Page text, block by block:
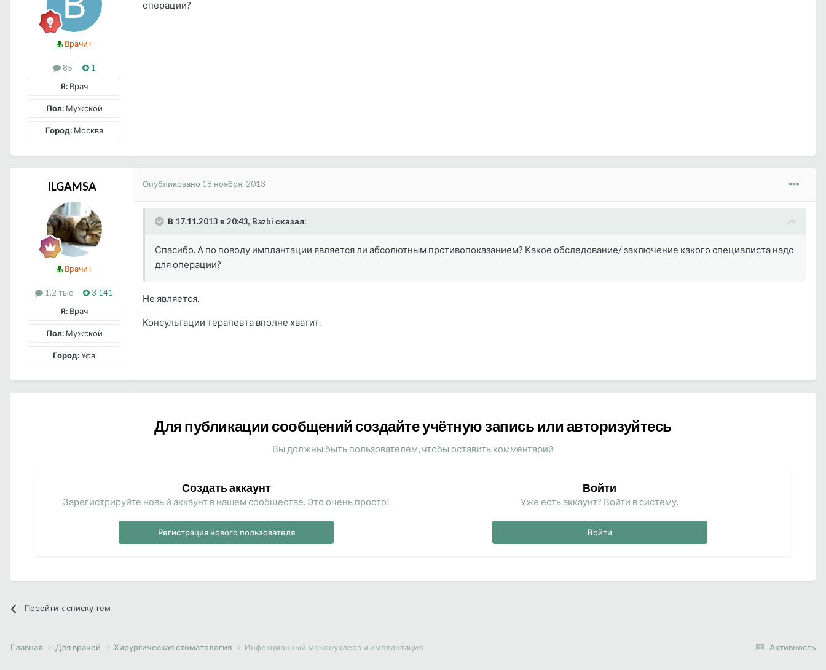
Врачи+
85
1
Я: Врач
Пол:Мужской
Город:Москва
операции?
ILGAMSA
Врачи+
1,2 тыс
3 141
Я: Врач
Пол:Мужской
Город:Уфа
Опубликовано 18 ноября, 2013
В 17.11.2013 в 20:43, Bazbi сказал:
Спасибо. А по поводу имплантации является ли абсолютным противопоказанием? Какое обследование/ заключение какого специалиста надо
для операции?
Не является.
Консультации терапевта вполне хватит.
Для публикации сообщений создайте учётную запись или авторизуйтесь
Вы должны быть пользователем, чтобы оставить комментарий
Создать аккаунт
Зарегистрируйте новый аккаунт в нашем сообществе. Это очень просто!
Регистрация нового пользователя
Войти
Уже есть аккаунт? Войти в систему.
Войти
Перейти к списку тем
Активность
Главная Для врачей Хирургическая стоматология Инфекционный мононуклеоз и имплантация